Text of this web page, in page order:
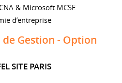
& Microsoft MCSE
d’entreprise
Gestion - Option
SITE PARIS